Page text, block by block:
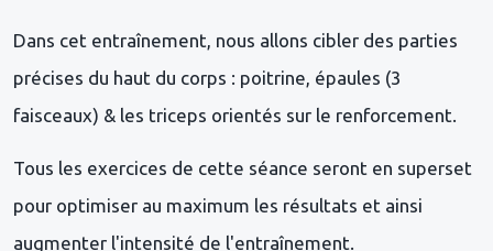
Dans cet entraînement, nous allons cibler des parties
précises du haut du corps : poitrine, épaules (3
faisceaux) & les triceps orientés sur le renforcement.
Tous les exercices de cette séance seront en superset
pour optimiser au maximum les résultats et ainsi
augmenter l'intensité de l'entraînement.